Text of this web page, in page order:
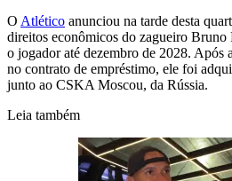
O Atlético anunciou na tarde desta
direitos econômicos do zagueiro
o jogador até dezembro de 2028. Após
no contrato de empréstimo, ele foi
junto ao CSKA Moscou, da Rússia.
Leia também